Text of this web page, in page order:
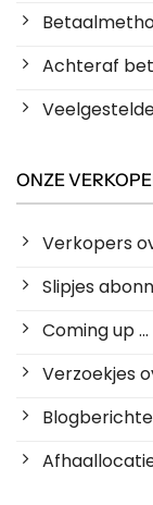
Achteraf
ONZE
Verkopers
Slipjes
Coming up ...
Verzoekjes